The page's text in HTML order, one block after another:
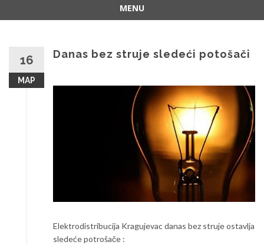
MENU
16
МАР
Danas bez struje sledeći potošači
Elektrodistribucija Kragujevac danas bez struje ostavlja
sledeće potrošače :